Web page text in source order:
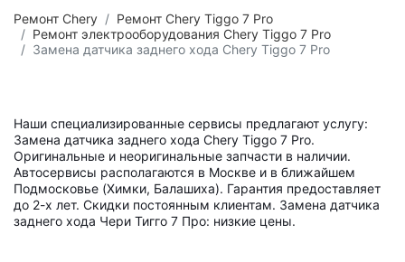
Ремонт Chery
Ремонт Chery Tiggo 7 Pro
Ремонт электрооборудования Chery Tiggo 7 Pro
Замена датчика заднего хода Chery Tiggo 7 Pro
Наши специализированные сервисы предлагают услугу:
Замена датчика заднего хода Chery Tiggo 7 Pro.
Оригинальные и неоригинальные запчасти в наличии.
Автосервисы располагаются в Москве и в ближайшем
Подмосковье (Химки, Балашиха). Гарантия предоставляет
до 2-х лет. Скидки постоянным клиентам. Замена датчика
заднего хода Чери Тигго 7 Про: низкие цены.